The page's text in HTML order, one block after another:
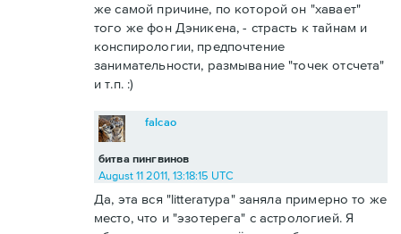
же самой причине, по которой он "хавает"
того же фон Дэникена, - страсть к тайнам и
конспирологии, предпочтение
занимательности, размывание "точек отсчета"
и т.п. :)
битва пингвинов
falcao
August 11 2011, 13:18:15 UTC
Да, эта вся "litterатура" заняла примерно то же
место, что и "эзотерега" с астрологией. Я